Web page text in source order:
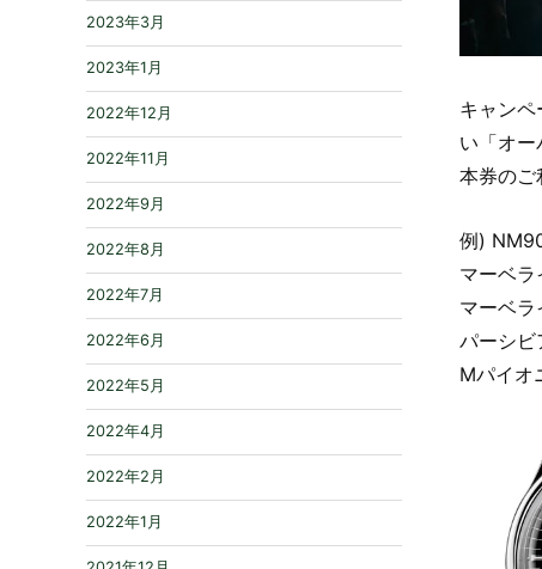
キャン
い「オー
本券のご
例)
マーベラ
マーベ
パーシビ
Mパイオ
2023年3月
2023年1月
2022年12月
2022年11月
2022年9月
2022年8月
2022年7月
2022年6月
2022年5月
2022年4月
2022年2月
2022年1月